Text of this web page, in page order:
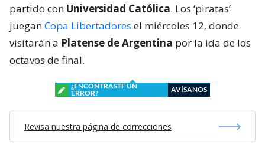
partido con Universidad Católica. Los ‘piratas’
jueganCopa Libertadores el miércoles 12, donde
visitarán a Platense de Argentina por la ida de los
octavos de final.
¿ENCONTRASTE UN
ERROR?
AVÍSANOS
Revisa nuestra página de correcciones